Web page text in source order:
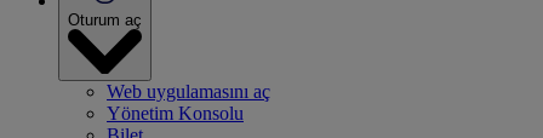
Oturum aç
Web uygulamasını aç
Yönetim Konsolu